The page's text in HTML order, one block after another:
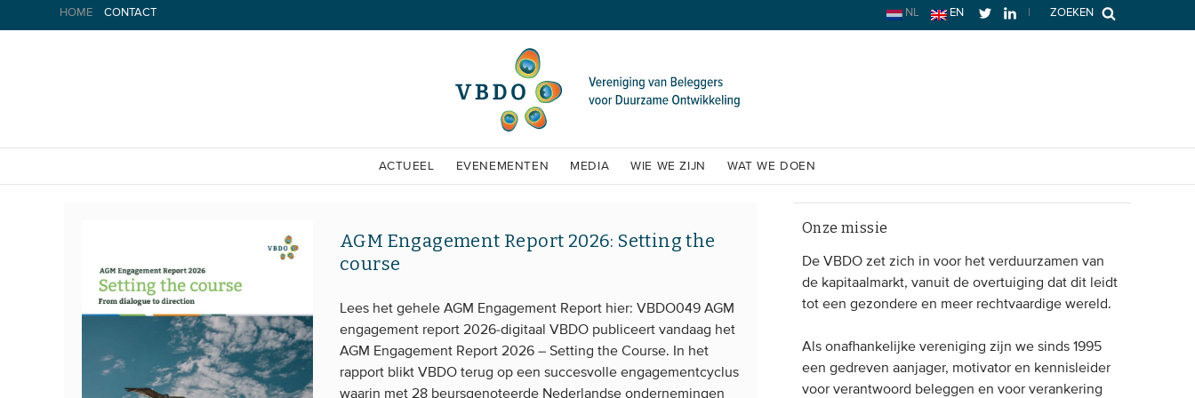
naar
HOME CONTACT ZOEKEN
NL EN
ACTUEEL EVENEMENTEN MEDIA WIE WE ZIJN WAT WE DOEN
AGM Engagement Report 2026: Setting the
course
Lees het gehele AGM Engagement Report hier: VBDO049 AGM
engagement report 2026-digitaal VBDO publiceert vandaag het
AGM Engagement Report 2026 – Setting the Course. In het
rapport blikt VBDO terug op een succesvolle engagementcyclus
waarin met 28 beursgenoteerde Nederlandse ondernemingen
Onze missie
De VBDO zet zich in voor het verduurzamen van
de kapitaalmarkt, vanuit de overtuiging dat dit leidt
tot een gezondere en meer rechtvaardige wereld.
Als onafhankelijke vereniging zijn we sinds 1995
een gedreven aanjager, motivator en kennisleider
voor verantwoord beleggen en voor verankering